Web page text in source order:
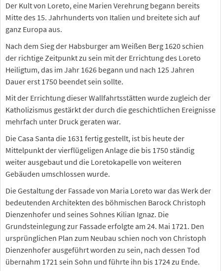
Der Kult von Loreto, eine Marien Verehrung begann bereits
Mitte des 15. Jahrhunderts von Italien und breitete sich auf
ganz Europa aus.
Nach dem Sieg der Habsburger am Weißen Berg 1620 schien
der richtige Zeitpunkt zu sein mit der Errichtung des Loreto
Heiligtum, das im Jahr 1626 begann und nach 125 Jahren
Dauer erst 1750 beendet sein sollte.
Mit der Errichtung dieser Wallfahrtsstätten wurde zugleich der
Katholizismus gestärkt der durch die geschichtlichen Ereignisse
mehrfach unter Druck geraten war.
Die Casa Santa die 1631 fertig gestellt, ist bis heute der
Mittelpunkt der vierflügeligen Anlage die bis 1750 ständig
weiter ausgebaut und die Loretokapelle von weiteren
Gebäuden umschlossen wurde.
Die Gestaltung der Fassade von Maria Loreto war das Werk der
bedeutenden Architekten des böhmischen Barock Christoph
Dienzenhofer und seines Sohnes Kilian Ignaz. Die
Grundsteinlegung zur Fassade erfolgte am 24. Mai 1721. Den
ursprünglichen Plan zum Neubau schien noch von Christoph
Dienzenhofer ausgeführt worden zu sein, nach dessen Tod
übernahm 1721 sein Sohn und führte ihn bis 1724 zu Ende.